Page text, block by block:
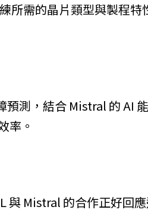
所需的晶片類型與製程特
測，結合 Mistral 的 AI
率。
與 Mistral 的合作正好回